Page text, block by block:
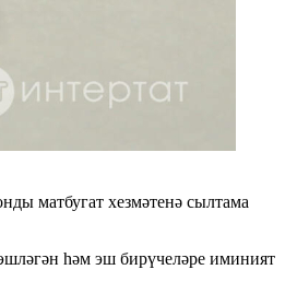
матбугат хезмәтенә сылтама
һәм эш бирүчеләре иминият